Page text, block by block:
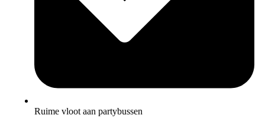
Ruime vloot aan partybussen